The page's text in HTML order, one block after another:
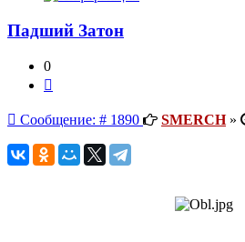
Падший Затон
0
Сообщение: # 1890Сообщение
SMERCH»